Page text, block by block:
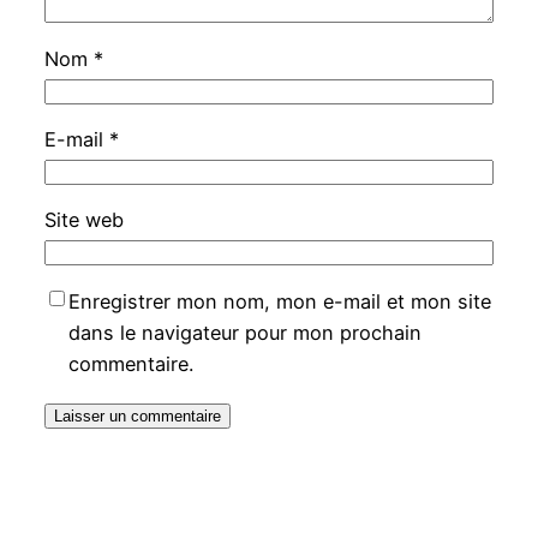
Nom *
E-mail *
Site web
Enregistrer mon nom, mon e-mail et mon site
dans le navigateur pour mon prochain
commentaire.